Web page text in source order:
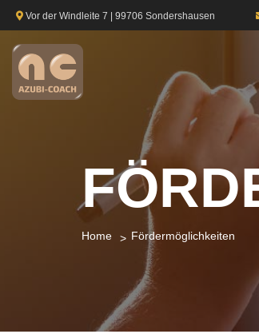
Vor der Windleite 7 | 99706 Sondershausen
Home Fördermöglichkeiten